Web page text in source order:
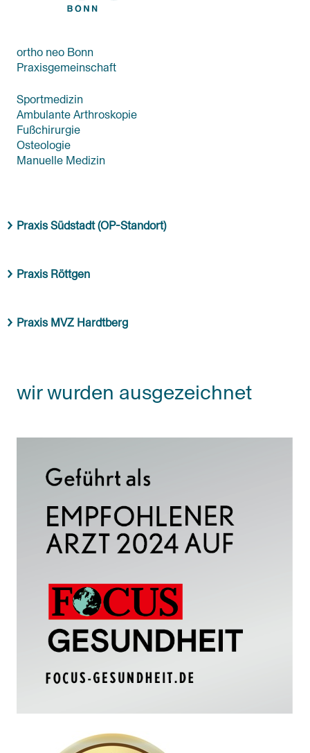
ortho neo Bonn
Praxisgemeinschaft
Sportmedizin
Ambulante Arthroskopie
Fußchirurgie
Osteologie
Manuelle Medizin
Praxis Südstadt (OP-Standort)
Praxis Röttgen
Praxis MVZ Hardtberg
wir wurden ausgezeichnet